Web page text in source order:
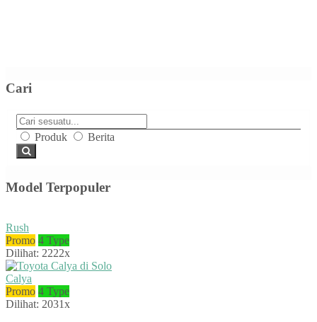
Cari
Produk Berita
Model Terpopuler
Rush
Promo 4 Type
Dilihat: 2222x
Calya
Promo 4 Type
Dilihat: 2031x